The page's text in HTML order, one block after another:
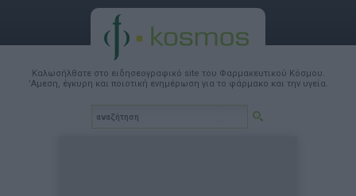
Καλωσήλθατε στο ειδησεογραφικό site του Φαρμακευτικού Κόσμου.
'Αμεση, έγκυρη και ποιοτική ενημέρωση για το φάρμακο και την υγεία.